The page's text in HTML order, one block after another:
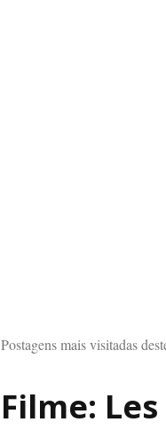
Postagens mais visitadas
Filme: